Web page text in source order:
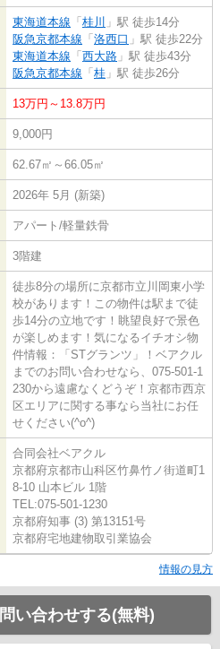
東海道本線 「 桂川 」駅 徒歩14分
阪急京都本線 「 洛西口 」駅 徒歩22分
東海道本線 「 西大路 」駅 徒歩43分
阪急京都本線 「 桂 」駅 徒歩26分
13万円～13.8万円
9,000円
62.67㎡～66.05㎡
2026年 5月 (新築)
アパート/軽量鉄骨
3階建
徒歩8分の場所に京都市立川岡東小学
校があります！この物件は駅まで徒
歩14分の立地です！眺望良好で景色
が楽しめます！気になるイチオシ物
件情報：「STグランツ」！ベアクル
までのお問い合わせなら、075-501-1
230から遠慮なくどうぞ！京都市西京
区エリアに関する事なら当社にお任
せください(^o^)
合同会社ベアクル
京都府京都市山科区竹鼻竹ノ街道町1
8-10 山本ビル 1階
TEL:075-501-1230
京都府知事 (3) 第13151号
京都府宅地建物取引業協会
情報の見方
い合わせする(無料)